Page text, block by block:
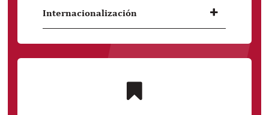
Internacionalización
Accede a oportunidades para estudiar
y practicar en el extranjero a través de